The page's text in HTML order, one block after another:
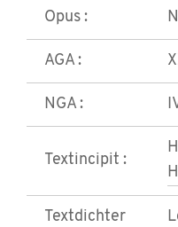
Opus :
AGA :
NGA :
Textincipit :
Textdichter